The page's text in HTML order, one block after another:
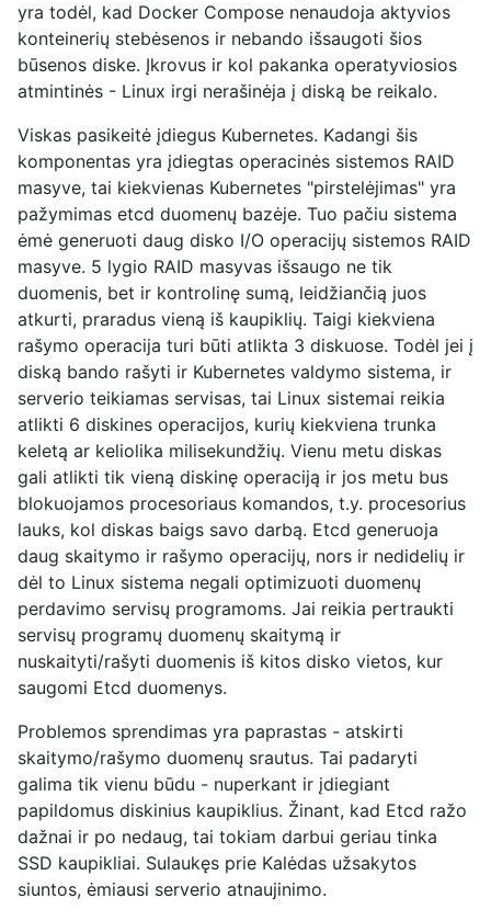
yra todėl, kad Docker Compose nenaudoja aktyvios
konteinerių stebėsenos ir nebando išsaugoti šios
būsenos diske. Įkrovus ir kol pakanka operatyviosios
atmintinės - Linux irgi nerašinėja į diską be reikalo.
Viskas pasikeitė įdiegus Kubernetes. Kadangi šis
komponentas yra įdiegtas operacinės sistemos RAID
masyve, tai kiekvienas Kubernetes "pirstelėjimas" yra
pažymimas etcd duomenų bazėje. Tuo pačiu sistema
ėmė generuoti daug disko I/O operacijų sistemos RAID
masyve. 5 lygio RAID masyvas išsaugo ne tik
duomenis, bet ir kontrolinę sumą, leidžiančią juos
atkurti, praradus vieną iš kaupiklių. Taigi kiekviena
rašymo operacija turi būti atlikta 3 diskuose. Todėl jei į
diską bando rašyti ir Kubernetes valdymo sistema, ir
serverio teikiamas servisas, tai Linux sistemai reikia
atlikti 6 diskines operacijos, kurių kiekviena trunka
keletą ar keliolika milisekundžių. Vienu metu diskas
gali atlikti tik vieną diskinę operaciją ir jos metu bus
blokuojamos procesoriaus komandos, t.y. procesorius
lauks, kol diskas baigs savo darbą. Etcd generuoja
daug skaitymo ir rašymo operacijų, nors ir nedidelių ir
dėl to Linux sistema negali optimizuoti duomenų
perdavimo servisų programoms. Jai reikia pertraukti
servisų programų duomenų skaitymą ir
nuskaityti/rašyti duomenis iš kitos disko vietos, kur
saugomi Etcd duomenys.
Problemos sprendimas yra paprastas - atskirti
skaitymo/rašymo duomenų srautus. Tai padaryti
galima tik vienu būdu - nuperkant ir įdiegiant
papildomus diskinius kaupiklius. Žinant, kad Etcd ražo
dažnai ir po nedaug, tai tokiam darbui geriau tinka
SSD kaupikliai. Sulaukęs prie Kalėdas užsakytos
siuntos, ėmiausi serverio atnaujinimo.